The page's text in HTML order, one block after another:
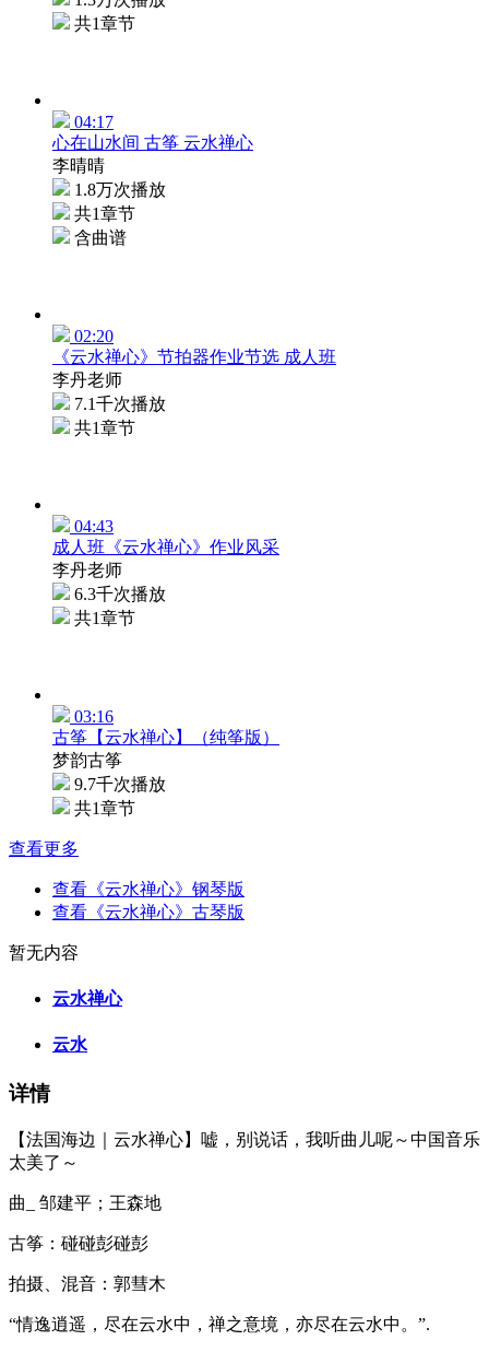
共1章节
04:17
心在山水间 古筝 云水禅心
李晴晴
1.8万次播放
共1章节
含曲谱
02:20
《云水禅心》节拍器作业节选 成人班
李丹老师
7.1千次播放
共1章节
04:43
成人班《云水禅心》作业风采
李丹老师
6.3千次播放
共1章节
03:16
古筝【云水禅心】（纯筝版）
梦韵古筝
9.7千次播放
共1章节
查看更多
查看《云水禅心》钢琴版
查看《云水禅心》古琴版
暂无内容
云水禅心
云水
详情
【法国海边｜云水禅心】嘘，别说话，我听曲儿呢～中国音乐
太美了～
曲_ 邹建平；王森地
古筝：碰碰彭碰彭
拍摄、混音：郭彗木
“情逸逍遥，尽在云水中，禅之意境，亦尽在云水中。”.